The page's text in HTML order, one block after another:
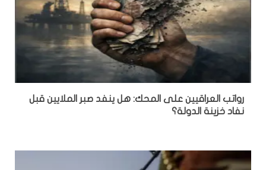
رواتب العراقيين على المحك: هل ينفد صبر الملايين قبل
نفاد خزينة الدولة؟